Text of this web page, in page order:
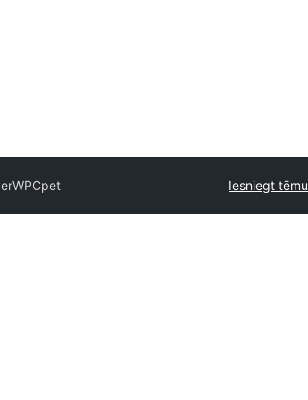
WPCpet Iesniegt tēmu